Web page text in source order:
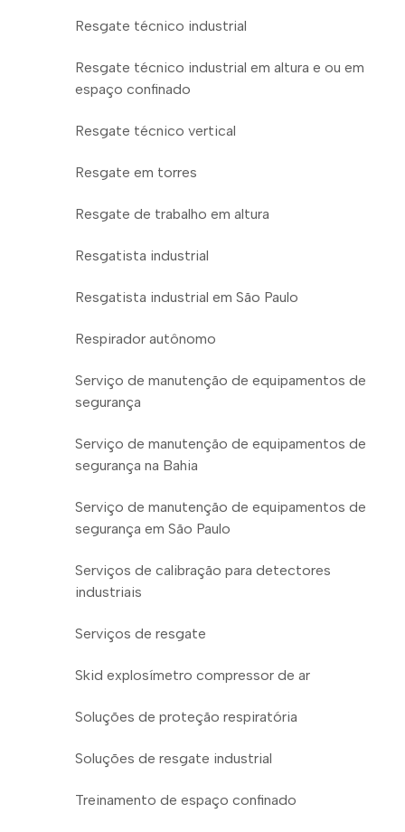
Resgate técnico industrial
Resgate técnico industrial em altura e ou em
espaço confinado
Resgate técnico vertical
Resgate em torres
Resgate de trabalho em altura
Resgatista industrial
Resgatista industrial em São Paulo
Respirador autônomo
Serviço de manutenção de equipamentos de
segurança
Serviço de manutenção de equipamentos de
segurança na Bahia
Serviço de manutenção de equipamentos de
segurança em São Paulo
Serviços de calibração para detectores
industriais
Serviços de resgate
Skid explosímetro compressor de ar
Soluções de proteção respiratória
Soluções de resgate industrial
Treinamento de espaço confinado